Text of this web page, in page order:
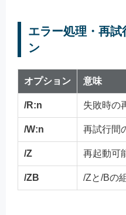
エラー処理・再試
ン
オプション 意味
/R:n 失敗時の
/W:n 再試行間
/Z 再起動可
/ZB /Zと/Bの